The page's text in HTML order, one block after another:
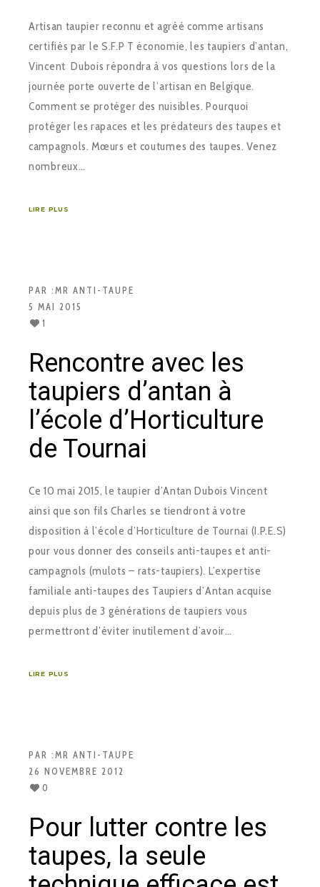
Artisan taupier reconnu et agréé comme artisans
certifiés par le S.F.P T économie, les taupiers d’antan,
Vincent Dubois répondra à vos questions lors de la
journée porte ouverte de l’artisan en Belgique.
Comment se protéger des nuisibles. Pourquoi
protéger les rapaces et les prédateurs des taupes et
campagnols. Mœurs et coutumes des taupes. Venez
nombreux…
LIRE PLUS
PAR :MR ANTI-TAUPE
5 MAI 2015
1
Rencontre avec les
taupiers d’antan à
l’école d’Horticulture
de Tournai
Ce 10 mai 2015, le taupier d’Antan Dubois Vincent
ainsi que son fils Charles se tiendront à votre
disposition à l’école d’Horticulture de Tournai (I.P.E.S)
pour vous donner des conseils anti-taupes et anti-
campagnols (mulots – rats-taupiers). L’expertise
familiale anti-taupes des Taupiers d’Antan acquise
depuis plus de 3 générations de taupiers vous
permettront d’éviter inutilement d’avoir…
LIRE PLUS
PAR :MR ANTI-TAUPE
26 NOVEMBRE 2012
0
Pour lutter contre les
taupes, la seule